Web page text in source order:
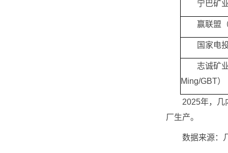
宁巴矿
赢联盟
国家电
志诚矿
Ming/GBT）
2025年，几内
厂生产。
数据来源：几